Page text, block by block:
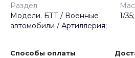
Раздел
Модели. БТТ / Военные
автомобили / Артиллерия;
1/35;
Способы оплаты